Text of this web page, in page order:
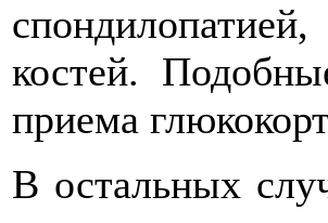
костей.
приема
В остальных